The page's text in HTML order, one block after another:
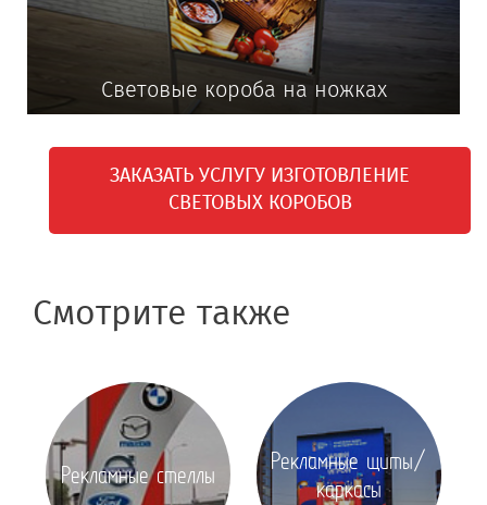
Световые короба на ножках
ЗАКАЗАТЬ УСЛУГУ ИЗГОТОВЛЕНИЕ
СВЕТОВЫХ КОРОБОВ
Смотрите также
Рекламные стеллы
Рекламные щиты/
каркасы